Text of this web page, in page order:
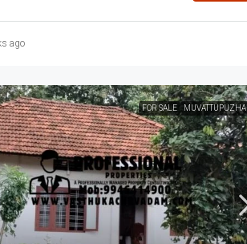
ago
FOR SALE MUVATTUPUZHA